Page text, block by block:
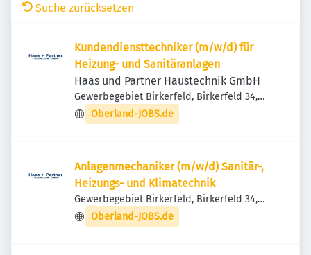
Suche zurücksetzen
Kundendiensttechniker (m/w/d) für
Heizung- und Sanitäranlagen
Haas und Partner Haustechnik GmbH
Gewerbegebiet Birkerfeld, Birkerfeld 34,
83627 Warngau, Deutschland
Oberland-JOBS.de
Anlagenmechaniker (m/w/d) Sanitär-,
Heizungs- und Klimatechnik
Gewerbegebiet Birkerfeld, Birkerfeld 34,
83627 Warngau, Deutschland
Oberland-JOBS.de